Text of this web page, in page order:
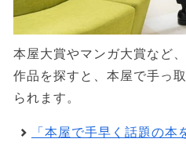
本屋大賞やマンガ大賞など
作品を探すと、本屋で手っ
られます。
「本屋で手早く話題の本